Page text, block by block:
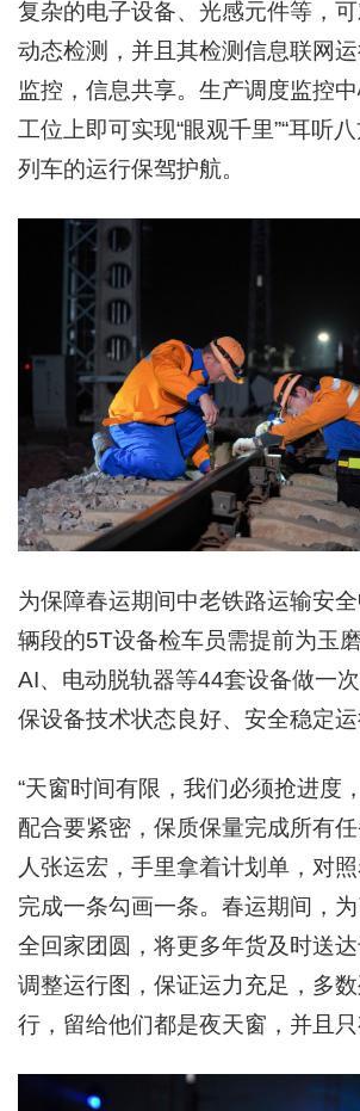
复杂的电子设备、光感元件等，
动态检测，并且其检测信息联网
监控，信息共享。生产调度监控
工位上即可实现“眼观千里”“耳听
列车的运行保驾护航。
为保障春运期间中老铁路运输安
辆段的5T设备检车员需提前为玉
AI、电动脱轨器等44套设备做一
保设备技术状态良好、安全稳定运
“天窗时间有限，我们必须抢进度
配合要紧密，保质保量完成所有
人张运宏，手里拿着计划单，对
完成一条勾画一条。春运期间，
全回家团圆，将更多年货及时送
调整运行图，保证运力充足，多
行，留给他们都是夜天窗，并且只